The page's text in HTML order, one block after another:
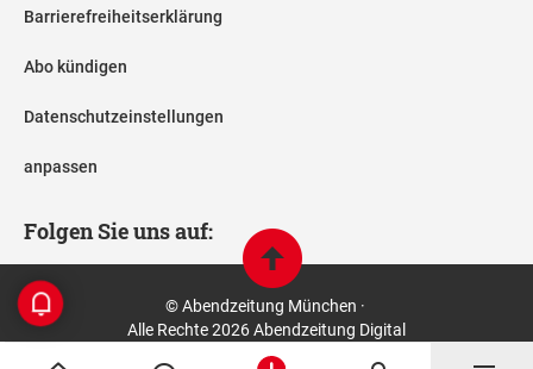
Barrierefreiheitserklärung
Abo kündigen
Datenschutzeinstellungen
anpassen
Folgen Sie uns auf:
© Abendzeitung München ·
Alle Rechte 2026 Abendzeitung Digital